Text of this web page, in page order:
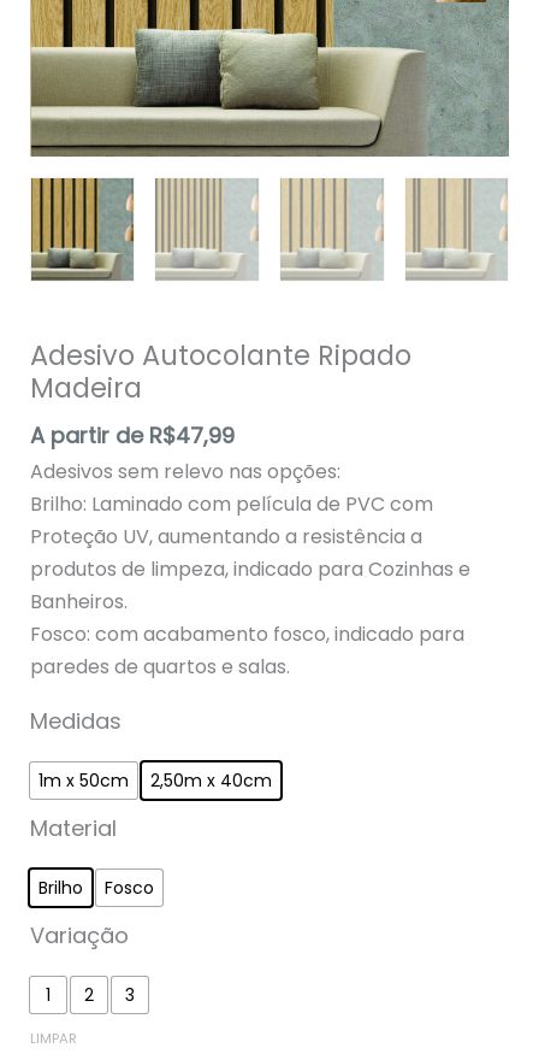
Adesivo Autocolante Ripado
Madeira
A partir de R$47,99
Adesivos sem relevo nas opções:
Brilho: Laminado com película de PVC com
Proteção UV, aumentando a resistência a
produtos de limpeza, indicado para Cozinhas e
Banheiros.
Fosco: com acabamento fosco, indicado para
paredes de quartos e salas.
Medidas
1m x 50cm 2,50m x 40cm
Material
Brilho Fosco
Variação
1 2 3
LIMPAR